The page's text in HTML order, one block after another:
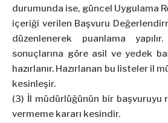
durumunda ise, güncel Uygulama
içeriği verilen Başvuru
düzenlenerek puanlama
sonuçlarına göre asil ve yedek
hazırlanır. Hazırlanan bu listeler il
kesinleşir.
(3) İl müdürlüğünün bir başvuruyu
vermeme kararı kesindir.